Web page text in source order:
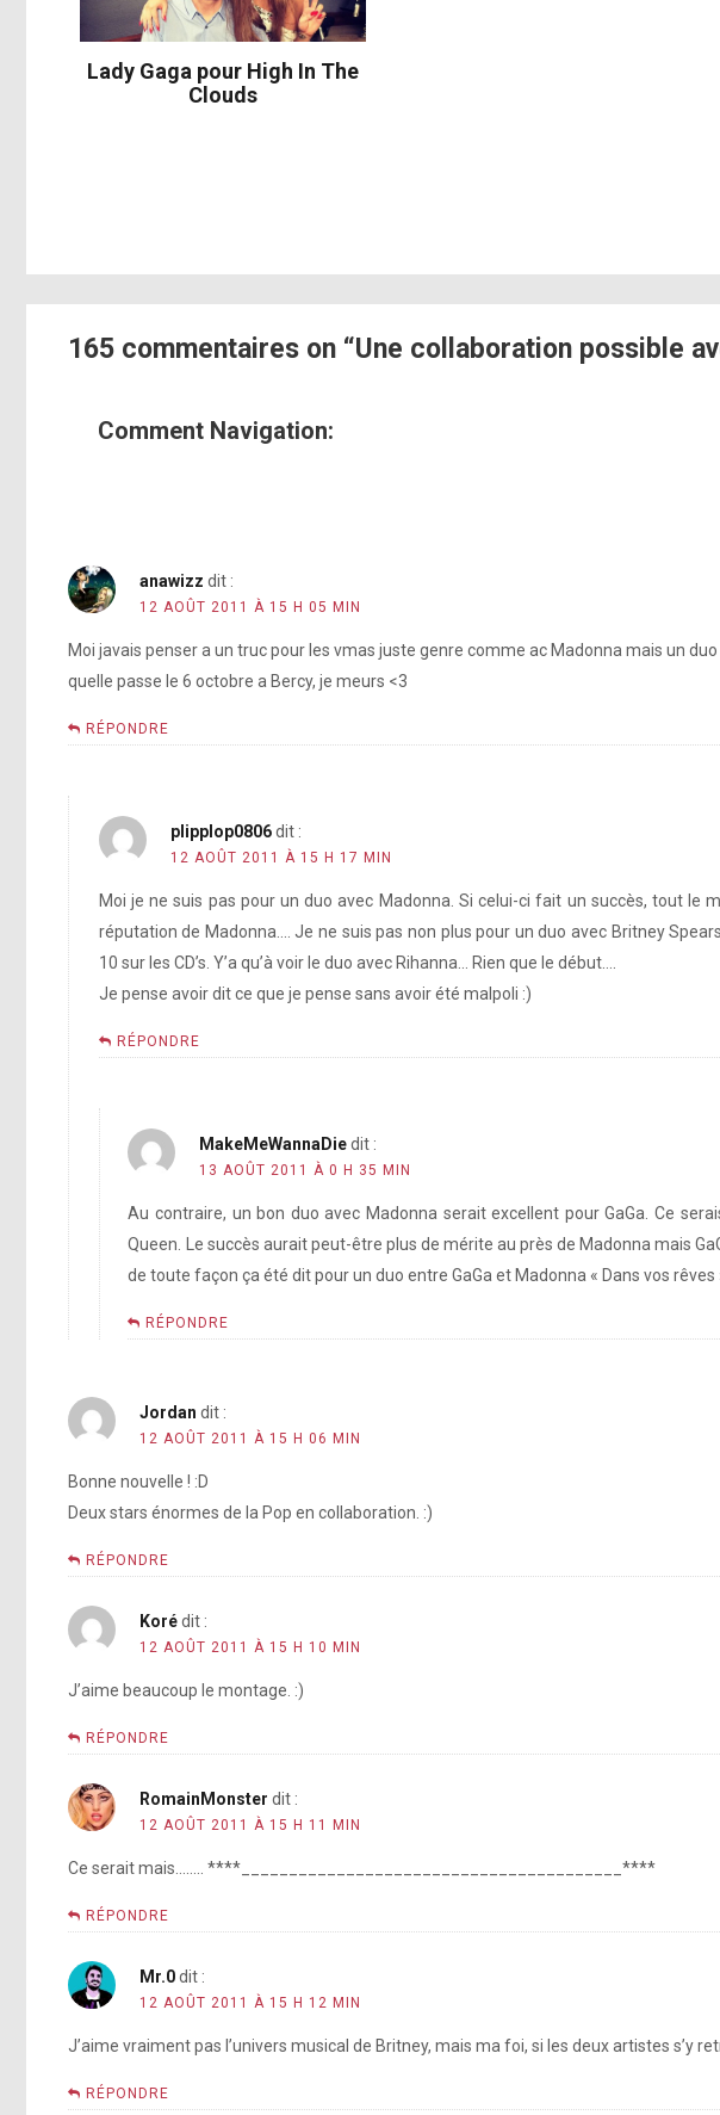
Lady Gaga pour High In The
Clouds
165 commentaires on “Une collaboration possible
Comment Navigation:
anawizz dit :
12 AOÛT 2011 À 15 H 05 MIN
Moi javais penser a un truc pour les vmas juste genre comme ac Madonna mais un
quelle passe le 6 octobre a Bercy, je meurs <3
RÉPONDRE
plipplop0806 dit :
12 AOÛT 2011 À 15 H 17 MIN
Moi je ne suis pas pour un duo avec Madonna. Si celui-ci fait un succès, tout le
réputation de Madonna…. Je ne suis pas non plus pour un duo avec Britney
10 sur les CD’s. Y’a qu’à voir le duo avec Rihanna… Rien que le début….
Je pense avoir dit ce que je pense sans avoir été malpoli :)
RÉPONDRE
MakeMeWannaDie dit :
13 AOÛT 2011 À 0 H 35 MIN
Au contraire, un bon duo avec Madonna serait excellent pour GaGa. Ce
Queen. Le succès aurait peut-être plus de mérite au près de Madonna mais
de toute façon ça été dit pour un duo entre GaGa et Madonna « Dans vos rêves
RÉPONDRE
Jordan dit :
12 AOÛT 2011 À 15 H 06 MIN
Bonne nouvelle ! :D
Deux stars énormes de la Pop en collaboration. :)
RÉPONDRE
Korédit :
12 AOÛT 2011 À 15 H 10 MIN
J’aime beaucoup le montage. :)
RÉPONDRE
RomainMonster dit :
12 AOÛT 2011 À 15 H 11 MIN
Ce serait mais…….. ****________________________________________****
RÉPONDRE
Mr.0dit :
12 AOÛT 2011 À 15 H 12 MIN
J’aime vraiment pas l’univers musical de Britney, mais ma foi, si les deux artistes s’y
RÉPONDRE